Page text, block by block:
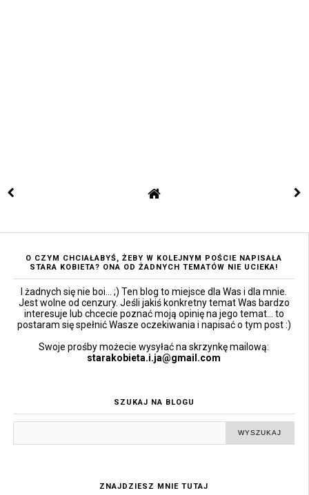
O CZYM CHCIAŁABYŚ, ŻEBY W KOLEJNYM POŚCIE NAPISAŁA
STARA KOBIETA? ONA OD ŻADNYCH TEMATÓW NIE UCIEKA!
I żadnych się nie boi... ;) Ten blog to miejsce dla Was i dla mnie.
Jest wolne od cenzury. Jeśli jakiś konkretny temat Was bardzo
interesuje lub chcecie poznać moją opinię na jego temat... to
postaram się spełnić Wasze oczekiwania i napisać o tym post :)
Swoje prośby możecie wysyłać na skrzynkę mailową:
starakobieta.i.ja@gmail.com
SZUKAJ NA BLOGU
ZNAJDZIESZ MNIE TUTAJ